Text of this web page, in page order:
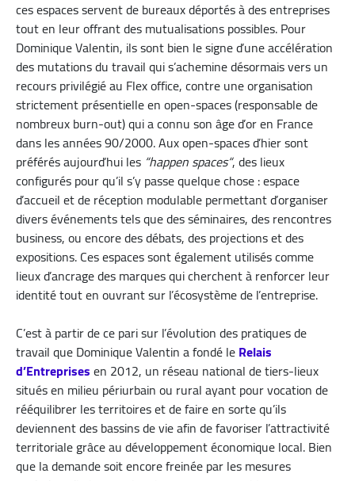
ces espaces servent de bureaux déportés à des entreprises
tout en leur offrant des mutualisations possibles. Pour
Dominique Valentin, ils sont bien le signe d’une accélération
des mutations du travail qui s’achemine désormais vers un
recours privilégié au Flex office, contre une organisation
strictement présentielle en open-spaces (responsable de
nombreux burn-out) qui a connu son âge d’or en France
dans les années 90/2000. Aux open-spaces d’hier sont
préférés aujourd’hui les “happen spaces“, des lieux
configurés pour qu’il s’y passe quelque chose : espace
d’accueil et de réception modulable permettant d’organiser
divers événements tels que des séminaires, des rencontres
business, ou encore des débats, des projections et des
expositions. Ces espaces sont également utilisés comme
lieux d’ancrage des marques qui cherchent à renforcer leur
identité tout en ouvrant sur l’écosystème de l’entreprise.
C’est à partir de ce pari sur l’évolution des pratiques de
travail que Dominique Valentin a fondé leRelais
d’Entreprises​ en 2012, un réseau national de tiers-lieux
situés en milieu périurbain ou rural ayant pour vocation de
rééquilibrer les territoires et de faire en sorte qu’ils
deviennent des bassins de vie afin de favoriser l’attractivité
territoriale grâce au développement économique local. Bien
que la demande soit encore freinée par les mesures